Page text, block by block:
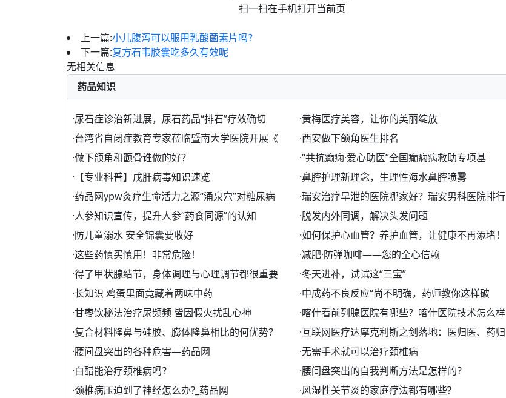
扫一扫在手机打开当前页
上一篇:小儿腹泻可以服用乳酸菌素片吗？
下一篇:复方石韦胶囊吃多久有效呢
无相关信息
药品知识
·尿石症诊治新进展，尿石药品“排石”疗效确切 ·黄梅医疗美容，让你的美丽绽放
·台湾省自闭症教育专家莅临暨南大学医院开展《 ·西安做下颌角医生排名
·做下颌角和颧骨谁做的好？ ·“共抗癫痫·爱心助医”全国癫痫病救助专项基
· 【专业科普】戊肝病毒知识速览 ·鼻腔护理新理念，生理性海水鼻腔喷雾
·药品网ypw灸疗生命活力之源“涌泉穴”对糖尿病 ·瑞安治疗早泄的医院哪家好？瑞安男科医院排行
·人参知识宣传，提升人参“药食同源”的认知 ·脱发内外同调，解决头发问题
·防儿童溺水 安全锦囊要收好 ·如何保护心血管？养护血管，让健康不再添堵！
·这些药慎买慎用！非常危险！ ·减肥·防弹咖啡——您的全心信赖
·得了甲状腺结节，身体调理与心理调节都很重要 ·冬天进补，试试这“三宝”
·长知识 鸡蛋里面竟藏着两味中药 ·中成药不良反应“尚不明确，药师教你这样破
·甘枣饮秘法治疗尿频频 皆因假火扰乱心神 ·喀什看前列腺医院有哪些？喀什医院技术怎么样
·复合材料隆鼻与硅胶、膨体隆鼻相比的何优势？ ·互联网医疗达摩克利斯之剑落地：医归医、药归
·腰间盘突出的各种危害—药品网 ·无需手术就可以治疗颈椎病
·白醋能治疗颈椎病吗？ ·腰间盘突出的自我判断方法是怎样的？
·颈椎病压迫到了神经怎么办?_药品网 ·风湿性关节炎的家庭疗法都有哪些?